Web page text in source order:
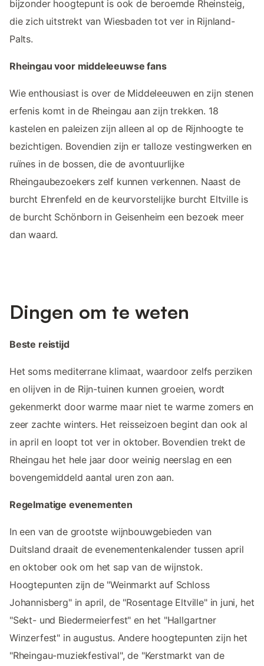
bijzonder hoogtepunt is ook de beroemde Rheinsteig,
die zich uitstrekt van Wiesbaden tot ver in Rijnland-
Palts.
Rheingau voor middeleeuwse fans
Wie enthousiast is over de Middeleeuwen en zijn stenen
erfenis komt in de Rheingau aan zijn trekken. 18
kastelen en paleizen zijn alleen al op de Rijnhoogte te
bezichtigen. Bovendien zijn er talloze vestingwerken en
ruïnes in de bossen, die de avontuurlijke
Rheingaubezoekers zelf kunnen verkennen. Naast de
burcht Ehrenfeld en de keurvorstelijke burcht Eltville is
de burcht Schönborn in Geisenheim een bezoek meer
dan waard.
Dingen om te weten
Beste reistijd
Het soms mediterrane klimaat, waardoor zelfs perziken
en olijven in de Rijn-tuinen kunnen groeien, wordt
gekenmerkt door warme maar niet te warme zomers en
zeer zachte winters. Het reisseizoen begint dan ook al
in april en loopt tot ver in oktober. Bovendien trekt de
Rheingau het hele jaar door weinig neerslag en een
bovengemiddeld aantal uren zon aan.
Regelmatige evenementen
In een van de grootste wijnbouwgebieden van
Duitsland draait de evenementenkalender tussen april
en oktober ook om het sap van de wijnstok.
Hoogtepunten zijn de "Weinmarkt auf Schloss
Johannisberg" in april, de "Rosentage Eltville" in juni, het
"Sekt- und Biedermeierfest" en het "Hallgartner
Winzerfest" in augustus. Andere hoogtepunten zijn het
"Rheingau-muziekfestival", de "Kerstmarkt van de